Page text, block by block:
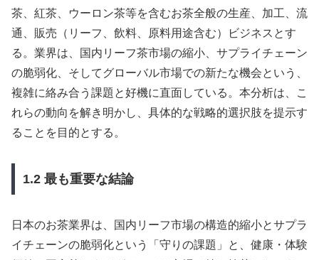
茶、紅茶、ウーロン茶等を含むお茶全般の生産、加工、流
通、販売（リーフ、飲料、原料用途含む）ビジネスとす
る。業界は、国内リーフ茶市場の縮小、サプライチェーン
の脆弱化、そしてグローバル市場での新たな機会という、
複雑に絡み合う課題と好機に直面している。本分析は、こ
れらの動向を解き明かし、具体的な戦略的選択肢を提示す
ることを目的とする。
1.2 最も重要な結論
日本のお茶業界は、国内リーフ市場の構造的縮小とサプラ
イチェーンの脆弱化という「守りの課題」と、健康・体験